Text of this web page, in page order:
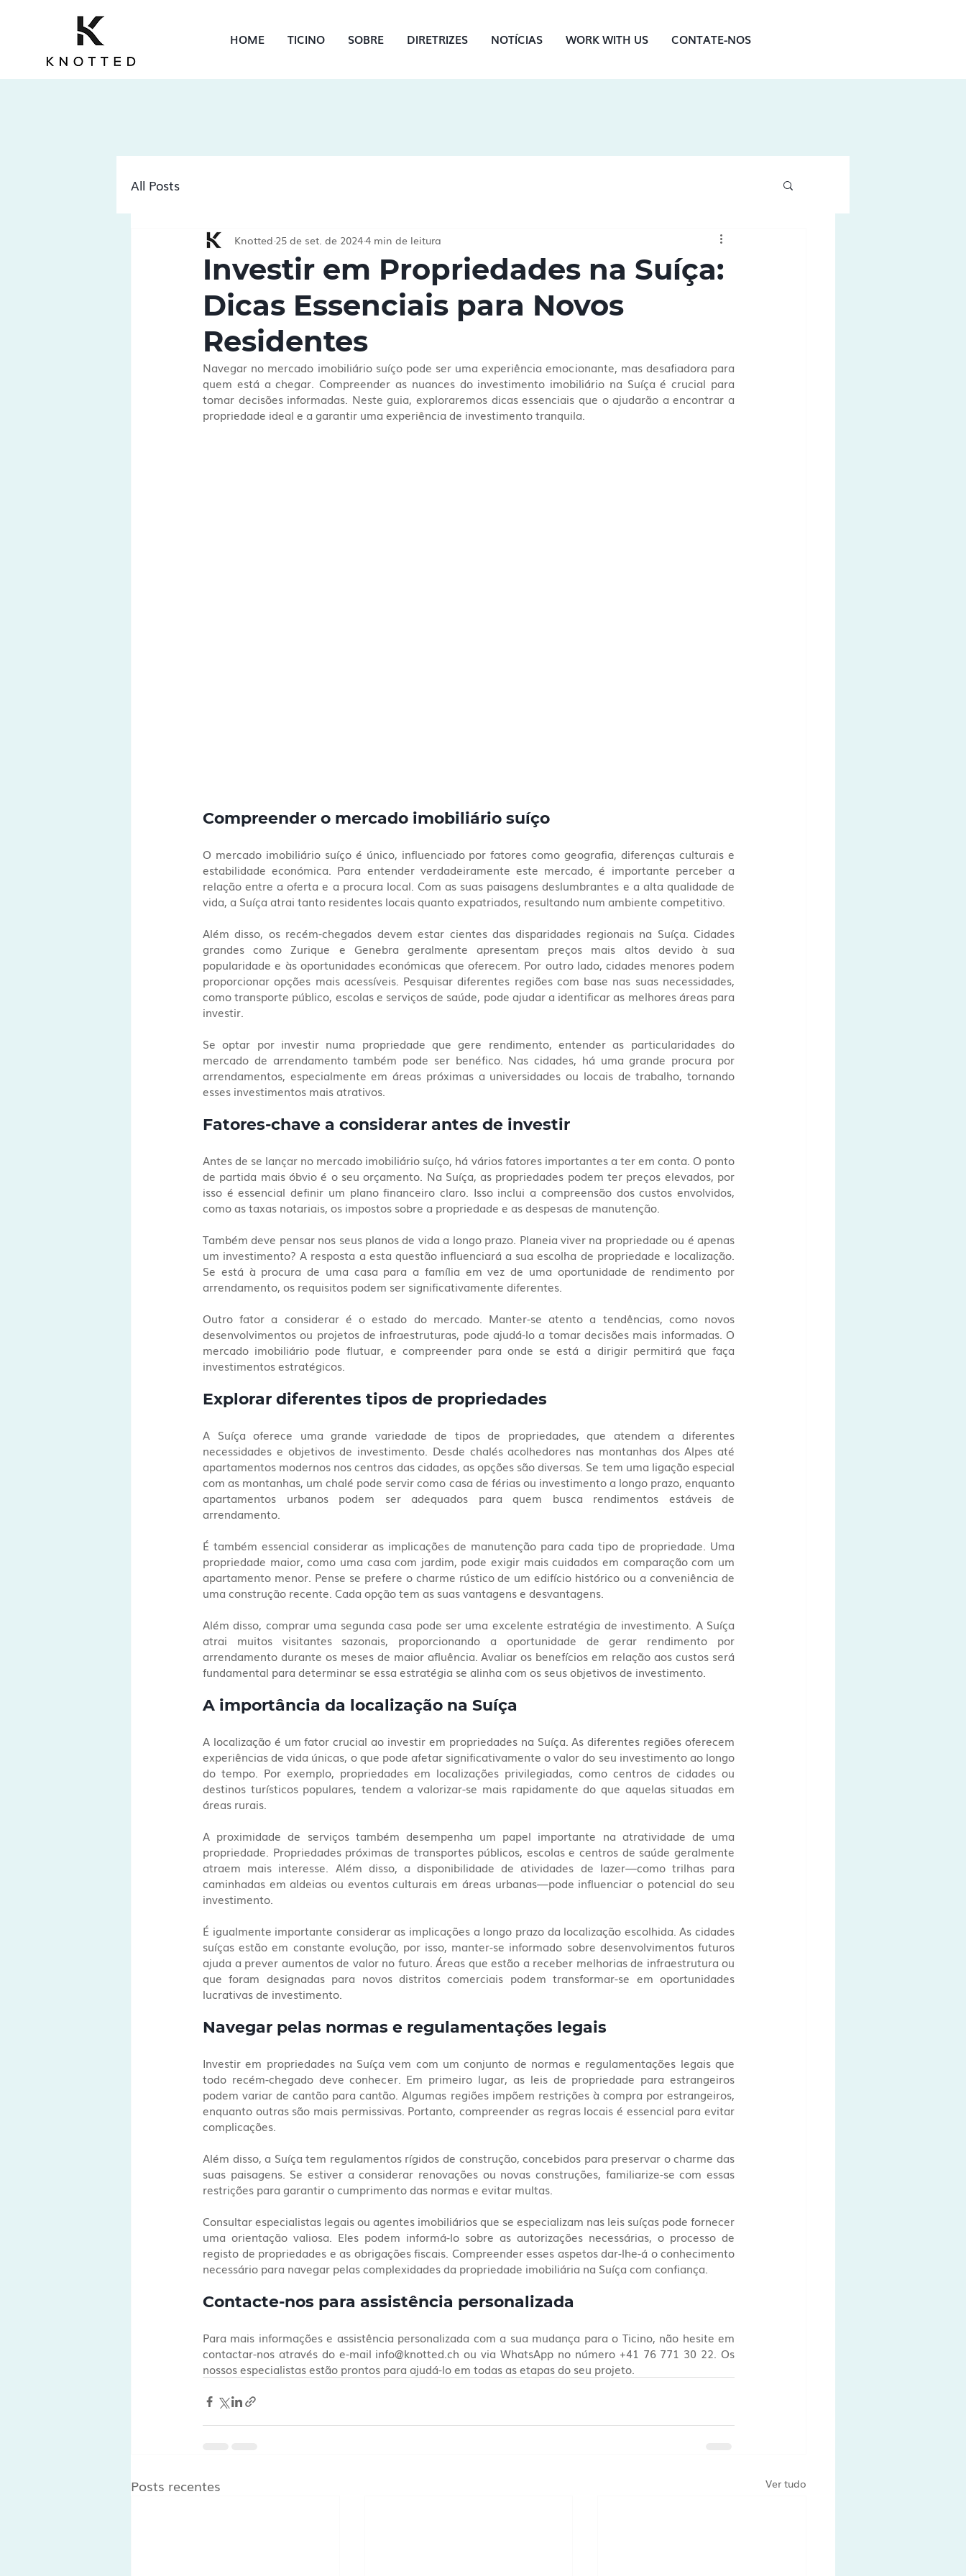
HOME TICINO SOBRE DIRETRIZES NOTÍCIAS WORK WITH US CONTATE-NOS
All Posts
Investir em Propriedades na Suíça:
Dicas Essenciais para Novos
Residentes
Knotted 25 de set. de 20244 min de leitura
Navegar no mercado imobiliário suíço pode ser uma experiência emocionante, mas desafiadora para
quem está a chegar. Compreender as nuances do investimento imobiliário na Suíça é crucial para
tomar decisões informadas. Neste guia, exploraremos dicas essenciais que o ajudarão a encontrar a
propriedade ideal e a garantir uma experiência de investimento tranquila.
Compreender o mercado imobiliário suíço
O mercado imobiliário suíço é único, influenciado por fatores como geografia, diferenças culturais e
estabilidade económica. Para entender verdadeiramente este mercado, é importante perceber a
relação entre a oferta e a procura local. Com as suas paisagens deslumbrantes e a alta qualidade de
vida, a Suíça atrai tanto residentes locais quanto expatriados, resultando num ambiente competitivo.
Além disso, os recém-chegados devem estar cientes das disparidades regionais na Suíça. Cidades
grandes como Zurique e Genebra geralmente apresentam preços mais altos devido à sua
popularidade e às oportunidades económicas que oferecem. Por outro lado, cidades menores podem
proporcionar opções mais acessíveis. Pesquisar diferentes regiões com base nas suas necessidades,
como transporte público, escolas e serviços de saúde, pode ajudar a identificar as melhores áreas para
investir.
Se optar por investir numa propriedade que gere rendimento, entender as particularidades do
mercado de arrendamento também pode ser benéfico. Nas cidades, há uma grande procura por
arrendamentos, especialmente em áreas próximas a universidades ou locais de trabalho, tornando
esses investimentos mais atrativos.
Fatores-chave a considerar antes de investir
Antes de se lançar no mercado imobiliário suíço, há vários fatores importantes a ter em conta. O ponto
de partida mais óbvio é o seu orçamento. Na Suíça, as propriedades podem ter preços elevados, por
isso é essencial definir um plano financeiro claro. Isso inclui a compreensão dos custos envolvidos,
como as taxas notariais, os impostos sobre a propriedade e as despesas de manutenção.
Também deve pensar nos seus planos de vida a longo prazo. Planeia viver na propriedade ou é apenas
um investimento? A resposta a esta questão influenciará a sua escolha de propriedade e localização.
Se está à procura de uma casa para a família em vez de uma oportunidade de rendimento por
arrendamento, os requisitos podem ser significativamente diferentes.
Outro fator a considerar é o estado do mercado. Manter-se atento a tendências, como novos
desenvolvimentos ou projetos de infraestruturas, pode ajudá-lo a tomar decisões mais informadas. O
mercado imobiliário pode flutuar, e compreender para onde se está a dirigir permitirá que faça
investimentos estratégicos.
Explorar diferentes tipos de propriedades
A Suíça oferece uma grande variedade de tipos de propriedades, que atendem a diferentes
necessidades e objetivos de investimento. Desde chalés acolhedores nas montanhas dos Alpes até
apartamentos modernos nos centros das cidades, as opções são diversas. Se tem uma ligação especial
com as montanhas, um chalé pode servir como casa de férias ou investimento a longo prazo, enquanto
apartamentos urbanos podem ser adequados para quem busca rendimentos estáveis de
arrendamento.
É também essencial considerar as implicações de manutenção para cada tipo de propriedade. Uma
propriedade maior, como uma casa com jardim, pode exigir mais cuidados em comparação com um
apartamento menor. Pense se prefere o charme rústico de um edifício histórico ou a conveniência de
uma construção recente. Cada opção tem as suas vantagens e desvantagens.
Além disso, comprar uma segunda casa pode ser uma excelente estratégia de investimento. A Suíça
atrai muitos visitantes sazonais, proporcionando a oportunidade de gerar rendimento por
arrendamento durante os meses de maior afluência. Avaliar os benefícios em relação aos custos será
fundamental para determinar se essa estratégia se alinha com os seus objetivos de investimento.
A importância da localização na Suíça
A localização é um fator crucial ao investir em propriedades na Suíça. As diferentes regiões oferecem
experiências de vida únicas, o que pode afetar significativamente o valor do seu investimento ao longo
do tempo. Por exemplo, propriedades em localizações privilegiadas, como centros de cidades ou
destinos turísticos populares, tendem a valorizar-se mais rapidamente do que aquelas situadas em
áreas rurais.
A proximidade de serviços também desempenha um papel importante na atratividade de uma
propriedade. Propriedades próximas de transportes públicos, escolas e centros de saúde geralmente
atraem mais interesse. Além disso, a disponibilidade de atividades de lazer—como trilhas para
caminhadas em aldeias ou eventos culturais em áreas urbanas—pode influenciar o potencial do seu
investimento.
É igualmente importante considerar as implicações a longo prazo da localização escolhida. As cidades
suíças estão em constante evolução, por isso, manter-se informado sobre desenvolvimentos futuros
ajuda a prever aumentos de valor no futuro. Áreas que estão a receber melhorias de infraestrutura ou
que foram designadas para novos distritos comerciais podem transformar-se em oportunidades
lucrativas de investimento.
Navegar pelas normas e regulamentações legais
Investir em propriedades na Suíça vem com um conjunto de normas e regulamentações legais que
todo recém-chegado deve conhecer. Em primeiro lugar, as leis de propriedade para estrangeiros
podem variar de cantão para cantão. Algumas regiões impõem restrições à compra por estrangeiros,
enquanto outras são mais permissivas. Portanto, compreender as regras locais é essencial para evitar
complicações.
Além disso, a Suíça tem regulamentos rígidos de construção, concebidos para preservar o charme das
suas paisagens. Se estiver a considerar renovações ou novas construções, familiarize-se com essas
restrições para garantir o cumprimento das normas e evitar multas.
Consultar especialistas legais ou agentes imobiliários que se especializam nas leis suíças pode fornecer
uma orientação valiosa. Eles podem informá-lo sobre as autorizações necessárias, o processo de
registo de propriedades e as obrigações fiscais. Compreender esses aspetos dar-lhe-á o conhecimento
necessário para navegar pelas complexidades da propriedade imobiliária na Suíça com confiança.
Contacte-nos para assistência personalizada
Para mais informações e assistência personalizada com a sua mudança para o Ticino, não hesite em
contactar-nos através do e-mail info@knotted.ch ou via WhatsApp no número +41 76 771 30 22. Os
nossos especialistas estão prontos para ajudá-lo em todas as etapas do seu projeto.
Posts recentes Ver tudo